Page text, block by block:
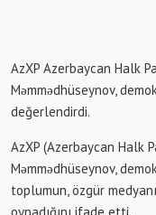
AzXP Azerbaycan Halk
Məmmədhüseynov,
değerlendirdi.
AzXP (Azerbaycan Halk
Məmmədhüseynov,
toplumun, özgür